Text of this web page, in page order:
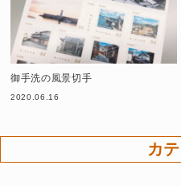
御手洗の風景切手
2020.06.16
カ